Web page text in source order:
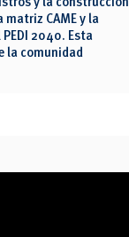
y la construcción
matriz CAME y la
2040. Esta
la comunidad